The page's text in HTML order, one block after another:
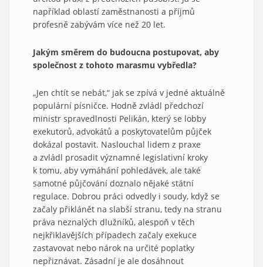
například oblastí zaměstnanosti a příjmů
profesně zabývám více než 20 let.
Jakým směrem do budoucna postupovat, aby
společnost z tohoto marasmu vybředla?
„Jen chtít se nebát,“ jak se zpívá v jedné aktuálně
populární písničce. Hodně zvládl předchozí
ministr spravedlnosti Pelikán, který se lobby
exekutorů, advokátů a poskytovatelům půjček
dokázal postavit. Naslouchal lidem z praxe
a zvládl prosadit významné legislativní kroky
k tomu, aby vymáhání pohledávek, ale také
samotné půjčování doznalo nějaké státní
regulace. Dobrou práci odvedly i soudy, když se
začaly přiklánět na slabší stranu, tedy na stranu
práva neznalých dlužníků, alespoň v těch
nejkřiklavějších případech začaly exekuce
zastavovat nebo nárok na určité poplatky
nepřiznávat. Zásadní je ale dosáhnout